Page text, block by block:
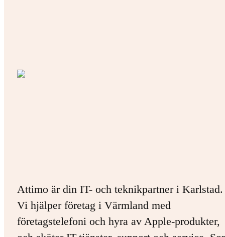
Attimo är din IT- och teknikpartner i Karlstad.
Vi hjälper företag i Värmland med
företagstelefoni och hyra av Apple-produkter,